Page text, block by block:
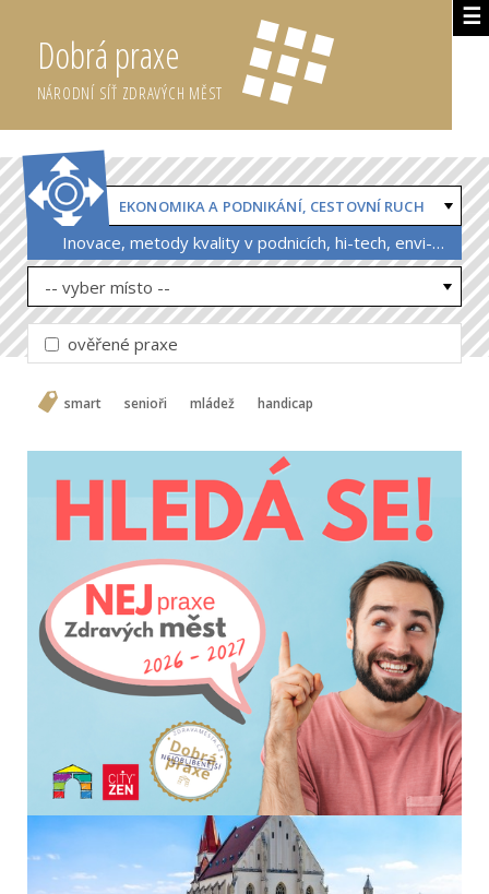
☰
Dobrá praxe
NÁRODNÍ SÍŤ ZDRAVÝCH MĚST
EKONOMIKA A PODNIKÁNÍ, CESTOVNÍ RUCH
Inovace, metody kvality v podnicích, hi-tech, envi-tech, CSR firem
-- vyber místo --
ověřené praxe
smart senioři mládež handicap